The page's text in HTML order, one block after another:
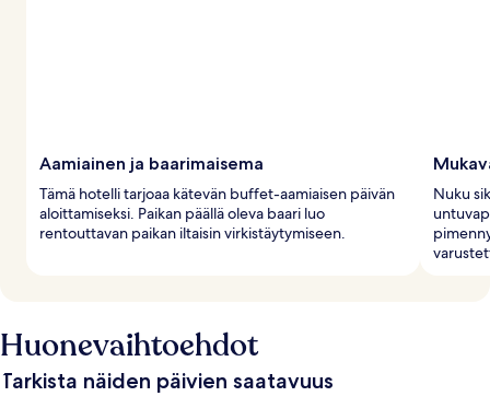
Aamiainen ja baarimaisema
Tämä hotelli tarjoaa kätevän buffet-aamiaisen päivän
aloittamiseksi. Paikan päällä oleva baari luo
rentouttavan paikan iltaisin virkistäytymiseen.
Nuku
Huonevaihtoehdot
Tarkista näiden päivien saatavuus